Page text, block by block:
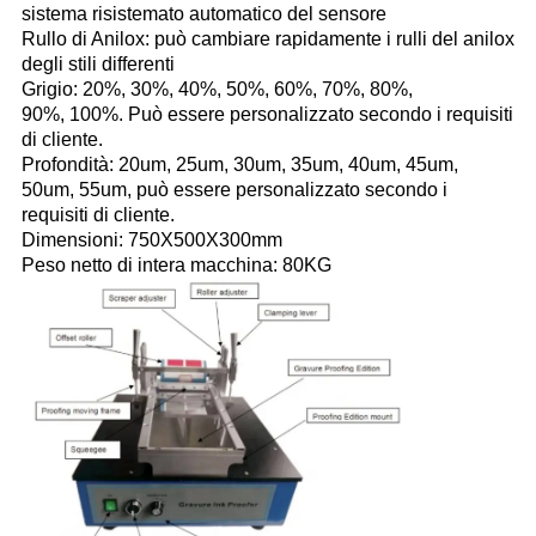
sistema risistemato automatico del sensore
Rullo di Anilox: può cambiare rapidamente i rulli del anilox
degli stili differenti
Grigio: 20%, 30%, 40%, 50%, 60%, 70%, 80%,
90%, 100%. Può essere personalizzato secondo i requisiti
di cliente.
Profondità: 20um, 25um, 30um, 35um, 40um, 45um,
50um, 55um, può essere personalizzato secondo i
requisiti di cliente.
Dimensioni: 750X500X300mm
Peso netto di intera macchina: 80KG